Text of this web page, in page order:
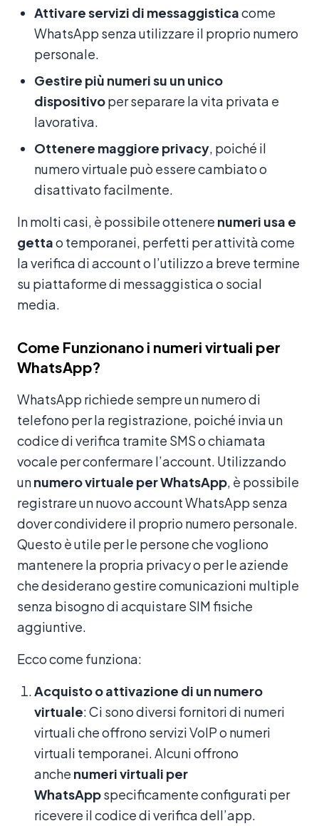
Attivare servizi di messaggisticacome
WhatsApp senza utilizzare il proprio numero
personale.
Gestire più numeri su un unico
dispositivoper separare la vita privata e
lavorativa.
Ottenere maggiore privacy , poiché il
numero virtuale può essere cambiato o
disattivato facilmente.
In molti casi, è possibile ottenere numeri usa e
gettao temporanei, perfetti per attività come
la verifica di account o l’utilizzo a breve termine
su piattaforme di messaggistica o social
media.
Come Funzionano i numeri virtuali per
WhatsApp?
WhatsApp richiede sempre un numero di
telefono per la registrazione, poiché invia un
codice di verifica tramite SMS o chiamata
vocale per confermare l’account. Utilizzando
unnumero virtuale per WhatsApp , è possibile
registrare un nuovo account WhatsApp senza
dover condividere il proprio numero personale.
Questo è utile per le persone che vogliono
mantenere la propria privacy o per le aziende
che desiderano gestire comunicazioni multiple
senza bisogno di acquistare SIM fisiche
aggiuntive.
Ecco come funziona:
Acquisto o attivazione di un numero
virtuale: Ci sono diversi fornitori di numeri
virtuali che offrono servizi VoIP o numeri
virtuali temporanei. Alcuni offrono
anche numeri virtuali per
WhatsAppspecificamente configurati per
ricevere il codice di verifica dell’app.